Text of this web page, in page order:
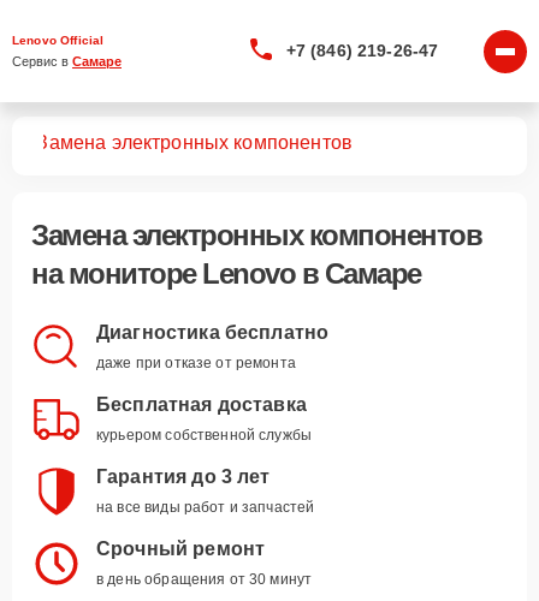
Lenovo Official
Сервис в Самаре
+7 (846) 219-26-47
Замена электронных компонентов
Замена электронных компонентов
на мониторе Lenovo в Самаре
Диагностика бесплатно
даже при отказе от ремонта
Бесплатная доставка
курьером собственной службы
Гарантия до 3 лет
на все виды работ и запчастей
Срочный ремонт
в день обращения от 30 минут